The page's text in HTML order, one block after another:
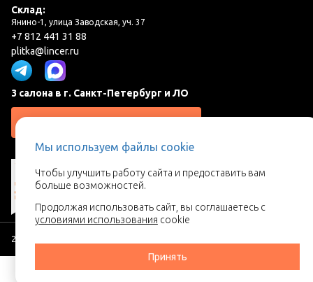
Склад:
Янино-1, улица Заводская, уч. 37
+7 812 441 31 88
plitka@lincer.ru
3 салона в г. Санкт-Петербург и ЛО
2026 © Линкер - Ваш поставщик керамической плитки
Мы используем файлы cookie
Чтобы улучшить работу сайта и предоставить вам
больше возможностей.
Продолжая использовать сайт, вы соглашаетесь с
условиями использования cookie
Принять